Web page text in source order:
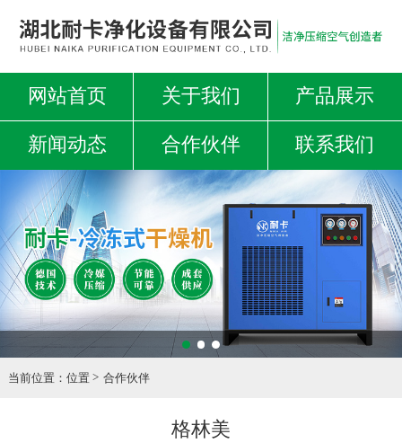
网站首页 关于我们 产品展示
新闻动态 合作伙伴 联系我们
当前位置： 位置 合作伙伴
格林美